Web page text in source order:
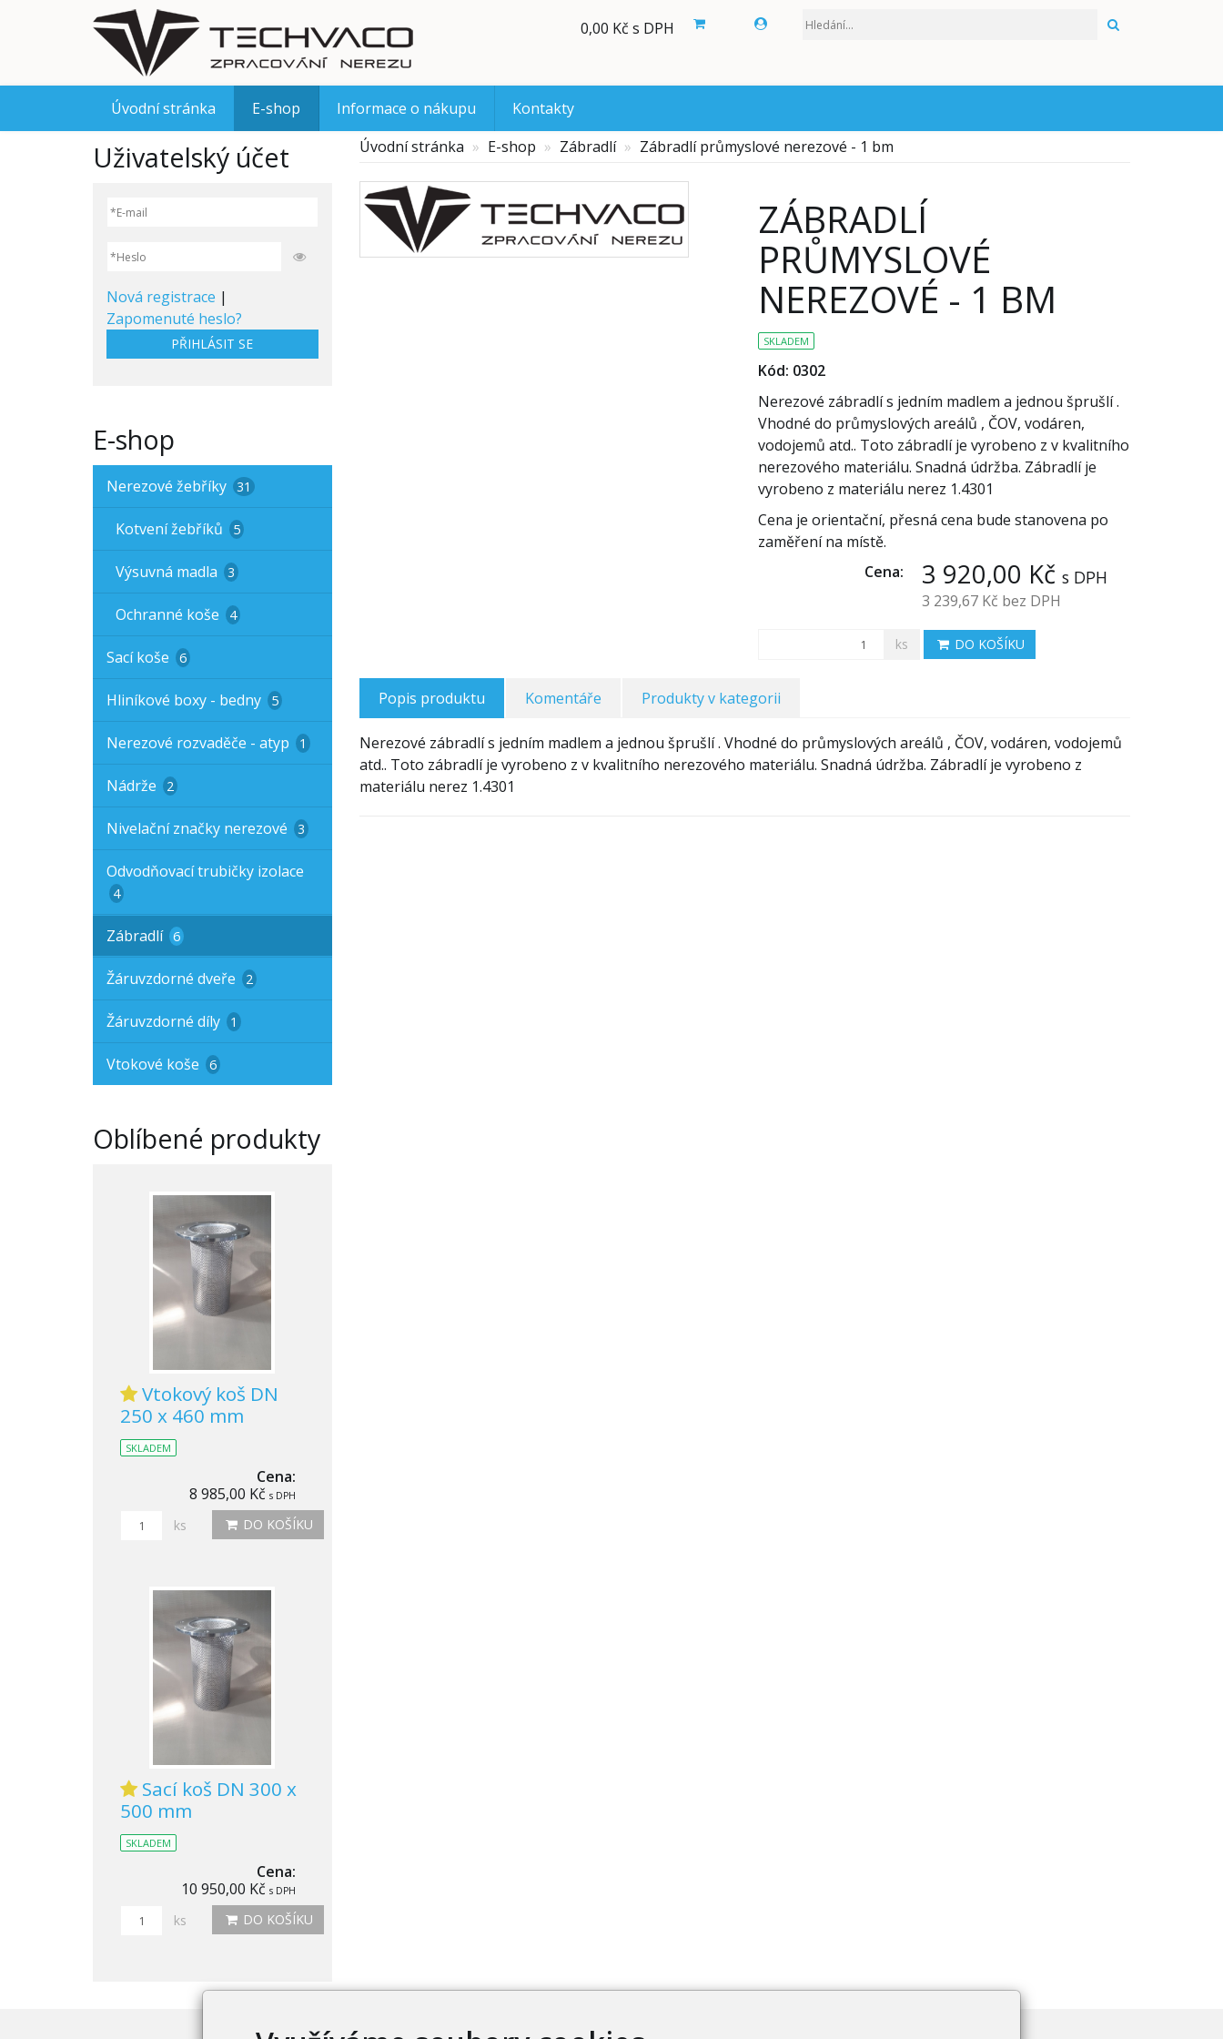
0,00 Kč s DPH
Úvodní stránka E-shop Informace o nákupu
Kontakty
Úvodní stránka
E-shop Zábradlí Zábradlí průmyslové nerezové - 1 bm
ZÁBRADLÍ
PRŮMYSLOVÉ
NEREZOVÉ - 1 BM
SKLADEM
Kód: 0302
Nerezové zábradlí s jedním madlem a jednou šprušlí .
Vhodné do průmyslových areálů , ČOV, vodáren,
vodojemů atd.. Toto zábradlí je vyrobeno z v kvalitního
nerezového materiálu. Snadná údržba. Zábradlí je
vyrobeno z materiálu nerez 1.4301
Cena je orientační, přesná cena bude stanovena po
zaměření na místě.
Cena:
3 920,00 Kč s DPH
3 239,67 Kč bez DPH
ks DO KOŠÍKU
Popis produktu Komentáře Produkty v kategorii
Nerezové zábradlí s jedním madlem a jednou šprušlí . Vhodné do průmyslových areálů , ČOV, vodáren, vodojemů
atd.. Toto zábradlí je vyrobeno z v kvalitního nerezového materiálu. Snadná údržba. Zábradlí je vyrobeno z
materiálu nerez 1.4301
Uživatelský účet
Nová registrace |
Zapomenuté heslo?
PŘIHLÁSIT SE
E-shop
Nerezové žebříky 31
Kotvení žebříků 5
Výsuvná madla 3
Ochranné koše 4
Sací koše 6
Hliníkové boxy - bedny 5
Nerezové rozvaděče - atyp 1
Nádrže 2
Nivelační značky nerezové 3
Odvodňovací trubičky izolace
4
Zábradlí 6
Žáruvzdorné dveře 2
Žáruvzdorné díly 1
Vtokové koše 6
Oblíbené produkty
Vtokový koš DN
250 x 460 mm
SKLADEM
Cena:
8 985,00 Kč s DPH
ks DO KOŠÍKU
Sací koš DN 300 x
500 mm
SKLADEM
Cena:
10 950,00 Kč s DPH
ks DO KOŠÍKU